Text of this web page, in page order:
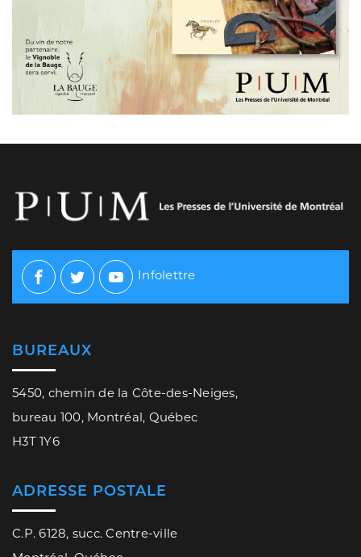
Facebook
TwitterYoutube
Infolettre
BUREAUX
5450, chemin de la Côte-des-Neiges,
bureau 100, Montréal, Québec
H3T 1Y6
ADRESSE POSTALE
C.P. 6128, succ. Centre-ville